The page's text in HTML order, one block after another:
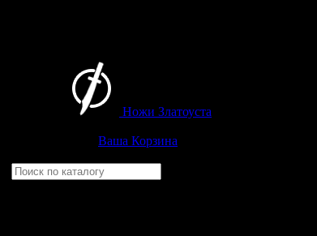
Ножи Златоуста
Ваша Корзина